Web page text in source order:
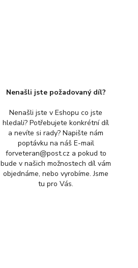
Nenašli jste požadovaný díl?
Nenašli jste v Eshopu co jste
hledali? Potřebujete konkrétní díl
a nevíte si rady? Napište nám
poptávku na náš E-mail
forveteran@post.cz a pokud to
bude v našich možnostech díl vám
objednáme, nebo vyrobíme. Jsme
tu pro Vás.